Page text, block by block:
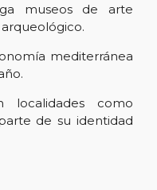
museos de arte
mediterránea
como
de su identidad